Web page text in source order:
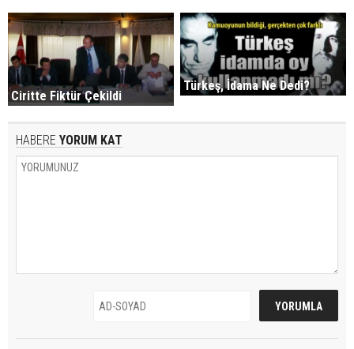
Ciritte Fiktür Çekildi
Türkeş, İdama Ne Dedi?
HABERE YORUM KAT